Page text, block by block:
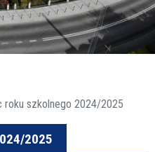
roku szkolnego 2024/2025
2025